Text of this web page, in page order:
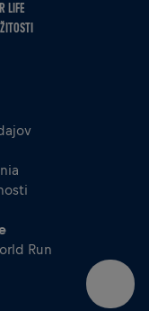
LIFE
Run